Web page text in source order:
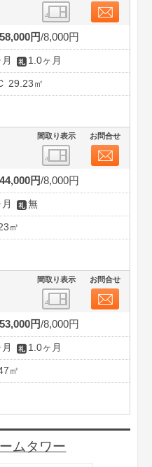
円 8,000円
1.0ヶ月
29.23㎡
間取り表示 お問合せ
円 8,000円
無
㎡
間取り表示 お問合せ
円 8,000円
1.0ヶ月
㎡
ムタワー